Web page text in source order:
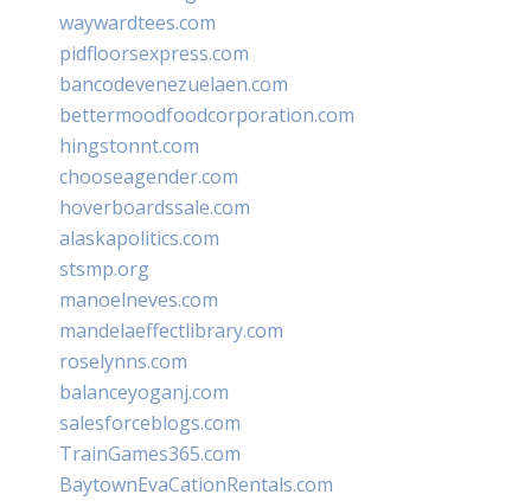
waywardtees.com
pidfloorsexpress.com
bancodevenezuelaen.com
bettermoodfoodcorporation.com
hingstonnt.com
chooseagender.com
hoverboardssale.com
alaskapolitics.com
stsmp.org
manoelneves.com
mandelaeffectlibrary.com
roselynns.com
balanceyoganj.com
salesforceblogs.com
TrainGames365.com
BaytownEvaCationRentals.com